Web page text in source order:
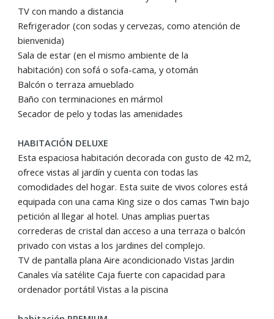
TV con mando a distancia
Refrigerador (con sodas y cervezas, como atención de
bienvenida)
Sala de estar (en el mismo ambiente de la
habitación) con sofá o sofa-cama, y otomán
Balcón o terraza amueblado
Baño con terminaciones en mármol
Secador de pelo y todas las amenidades
HABITACIÓN DELUXE
Esta espaciosa habitación decorada con gusto de 42 m2,
ofrece vistas al jardín y cuenta con todas las
comodidades del hogar. Esta suite de vivos colores está
equipada con una cama King size o dos camas Twin bajo
petición al llegar al hotel. Unas amplias puertas
correderas de cristal dan acceso a una terraza o balcón
privado con vistas a los jardines del complejo.
TV de pantalla plana Aire acondicionado Vistas Jardin
Canales vía satélite Caja fuerte con capacidad para
ordenador portátil Vistas a la piscina